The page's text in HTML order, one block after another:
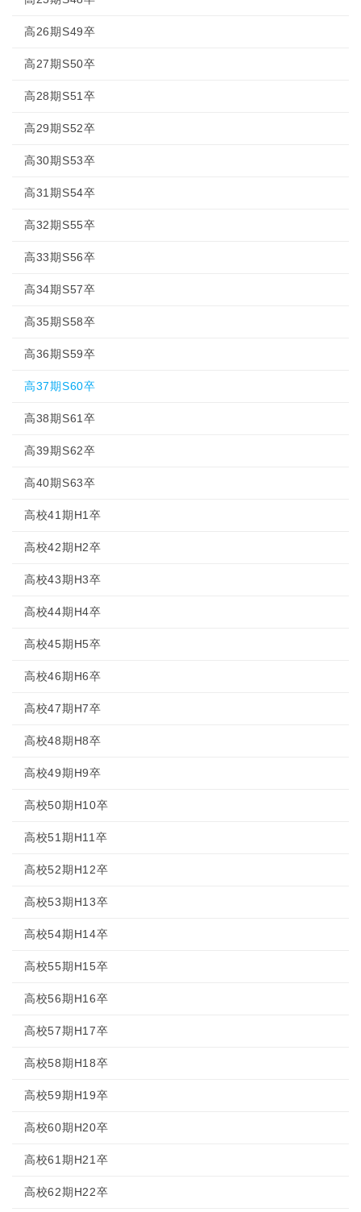
高26期S49卒
高27期S50卒
高28期S51卒
高29期S52卒
高30期S53卒
高31期S54卒
高32期S55卒
高33期S56卒
高34期S57卒
高35期S58卒
高36期S59卒
高37期S60卒
高38期S61卒
高39期S62卒
高40期S63卒
高校41期H1卒
高校42期H2卒
高校43期H3卒
高校44期H4卒
高校45期H5卒
高校46期H6卒
高校47期H7卒
高校48期H8卒
高校49期H9卒
高校50期H10卒
高校51期H11卒
高校52期H12卒
高校53期H13卒
高校54期H14卒
高校55期H15卒
高校56期H16卒
高校57期H17卒
高校58期H18卒
高校59期H19卒
高校60期H20卒
高校61期H21卒
高校62期H22卒